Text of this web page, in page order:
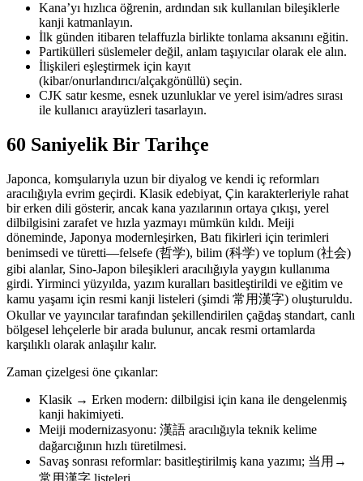
Kana’yı hızlıca öğrenin, ardından sık kullanılan bileşiklerle
kanji katmanlayın.
İlk günden itibaren telaffuzla birlikte tonlama aksanını eğitin.
Partikülleri süslemeler değil, anlam taşıyıcılar olarak ele alın.
İlişkileri eşleştirmek için kayıt
(kibar/onurlandırıcı/alçakgönüllü) seçin.
CJK satır kesme, esnek uzunluklar ve yerel isim/adres sırası
ile kullanıcı arayüzleri tasarlayın.
60 Saniyelik Bir Tarihçe
Japonca, komşularıyla uzun bir diyalog ve kendi iç reformları
aracılığıyla evrim geçirdi. Klasik edebiyat, Çin karakterleriyle rahat
bir erken dili gösterir, ancak kana yazılarının ortaya çıkışı, yerel
dilbilgisini zarafet ve hızla yazmayı mümkün kıldı. Meiji
döneminde, Japonya modernleşirken, Batı fikirleri için terimleri
benimsedi ve türetti—felsefe (哲学), bilim (科学) ve toplum (社会)
gibi alanlar, Sino-Japon bileşikleri aracılığıyla yaygın kullanıma
girdi. Yirminci yüzyılda, yazım kuralları basitleştirildi ve eğitim ve
kamu yaşamı için resmi kanji listeleri (şimdi 常用漢字) oluşturuldu.
Okullar ve yayıncılar tarafından şekillendirilen çağdaş standart, canlı
bölgesel lehçelerle bir arada bulunur, ancak resmi ortamlarda
karşılıklı olarak anlaşılır kalır.
Zaman çizelgesi öne çıkanlar:
Klasik → Erken modern: dilbilgisi için kana ile dengelenmiş
kanji hakimiyeti.
Meiji modernizasyonu: 漢語 aracılığıyla teknik kelime
dağarcığının hızlı türetilmesi.
Savaş sonrası reformlar: basitleştirilmiş kana yazımı; 当用→
常用漢字 listeleri.